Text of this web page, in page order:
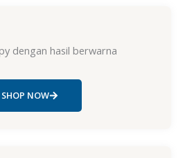
dengan hasil berwarna
SHOP NOW